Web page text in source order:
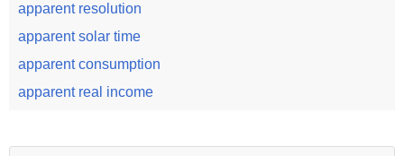
apparent resolution
apparent solar time
apparent consumption
apparent real income